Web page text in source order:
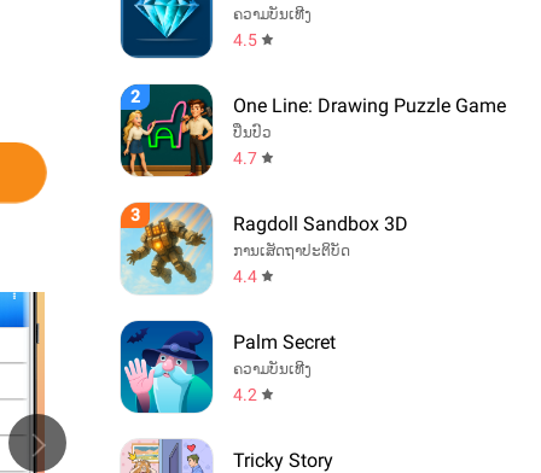
ຄວາມບັນເທີງ
4.5
2 One Line: Drawing Puzzle Game
ປິ່ນປົວ
4.7
3 Ragdoll Sandbox 3D
ການເສັດຖາປະຕິບັດ
4.4
Palm Secret
ຄວາມບັນເທີງ
4.2
Tricky Story